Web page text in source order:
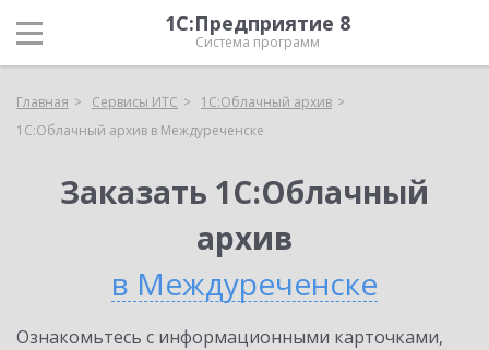
1С:Предприятие 8
Система программ
Главная Сервисы ИТС
1С:Облачный архив
1С:Облачный архив в Междуреченске
Заказать 1С:Облачный
архив
в Междуреченске
Ознакомьтесь с информационными карточками,